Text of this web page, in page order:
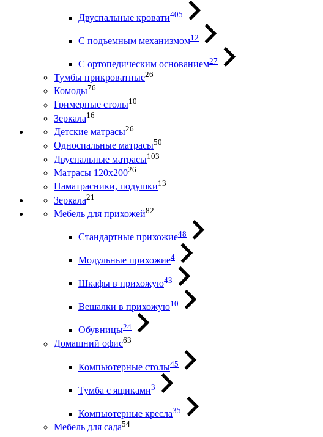
Двуспальные кровати405
С подъемным механизмом12
С ортопедическим основанием27
Тумбы прикроватные26
Комоды76
Гримерные столы10
Зеркала16
Детские матрасы26
Односпальные матрасы50
Двуспальные матрасы103
Матрасы 120х20026
Наматрасники, подушки13
Зеркала21
Мебель для прихожей82
Стандартные прихожие48
Модульные прихожие4
Шкафы в прихожую43
Вешалки в прихожую10
Обувницы24
Домашний офис63
Компьютерные столы45
Тумба с ящиками3
Компьютерные кресла35
Мебель для сада54